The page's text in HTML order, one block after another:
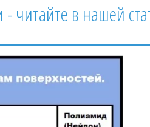
читайте в нашей